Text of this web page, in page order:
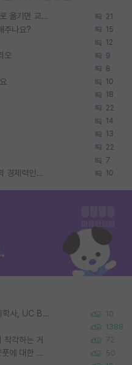
SSH 박사과정을 그만두고 지방대 박사로 옮기면 교수의 꿈은 끝일까요? 21
주나요? 15
12
오 9
8
10
18
22
14
13
22
7
박사진학하기에 2억은 괜찮은 (?) 정도의 경제력인가요 10
Korea University 수학, 컴퓨터과학 이학사, UC Berkeley 산업공학 대학원 공학박사가 되는 것은 쉽지 않겠죠? 10
1388
착각하는 거 72
포스텍 억까에 대해 (동문의 학문적 아웃풋에 대한 반박) 50